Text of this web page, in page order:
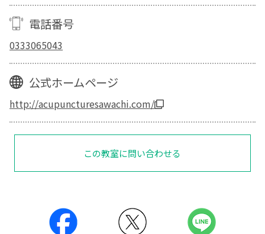
電話番号
0333065043
公式ホームページ
http://acupuncturesawachi.com/
この教室に問い合わせる